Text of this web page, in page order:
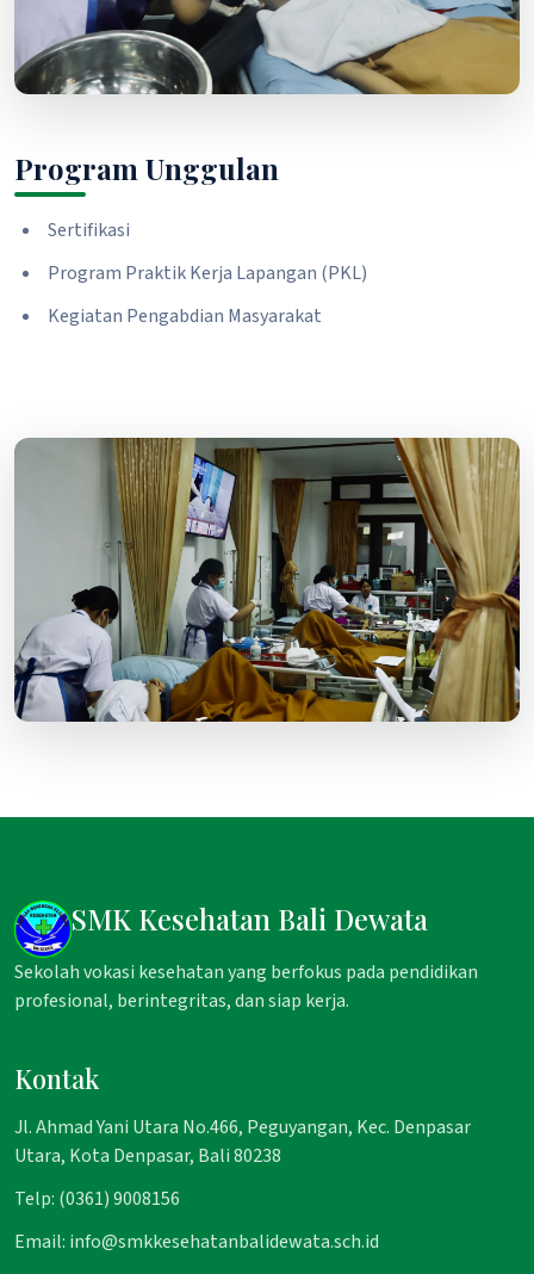
Program Unggulan
Sertifikasi
Program Praktik Kerja Lapangan (PKL)
Kegiatan Pengabdian Masyarakat
SMK Kesehatan Bali Dewata
Sekolah vokasi kesehatan yang berfokus pada pendidikan
profesional, berintegritas, dan siap kerja.
Kontak
Jl. Ahmad Yani Utara No.466, Peguyangan, Kec. Denpasar
Utara, Kota Denpasar, Bali 80238
Telp: (0361) 9008156
Email: info@smkkesehatanbalidewata.sch.id